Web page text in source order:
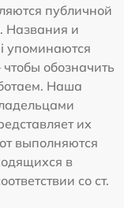
публичной
Названия и
упоминаются
обозначить
Наша
их
выполняются
в
со ст.